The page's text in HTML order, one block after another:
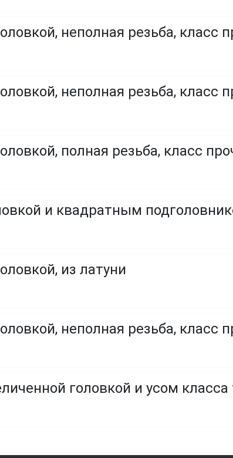
неполная резьба, класс
неполная резьба, класс
полная резьба, класс
и квадратным
из латуни
неполная резьба, класс
головкой и усом